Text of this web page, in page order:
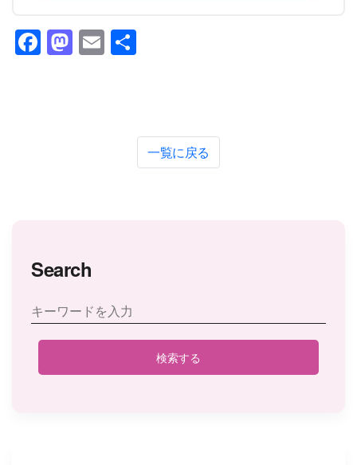
Facebook
Mastodon
Email
一覧に戻る
Search
検索する